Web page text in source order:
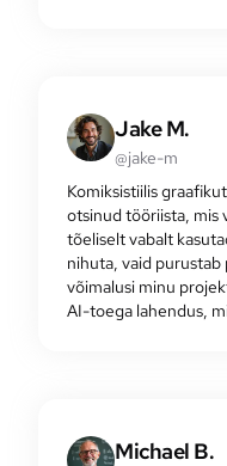
Jake M.
@jake-m
Komiksistiilis
otsinud tööriista, mis
tõeliselt vabalt
nihuta, vaid
võimalusi minu
AI-toega lahendus,
Michael B.